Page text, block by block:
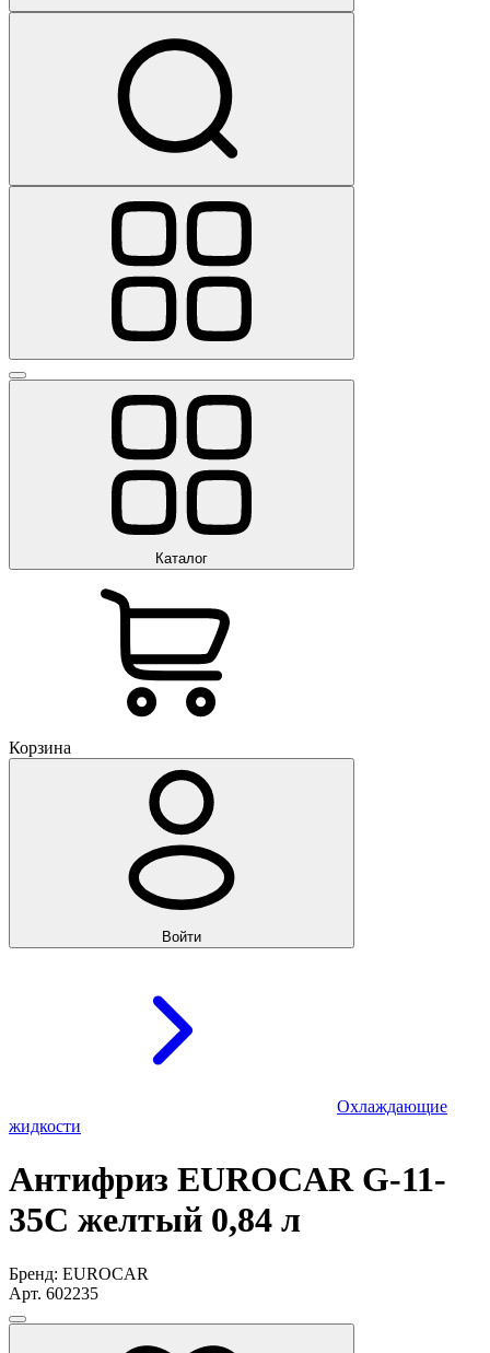
Каталог
Корзина
Войти
Охлаждающие
жидкости
Антифриз EUROCAR G-11-
35C желтый 0,84 л
Бренд: EUROCAR
Арт. 602235